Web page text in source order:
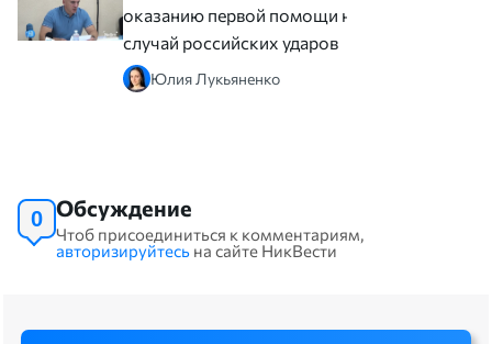
оказанию первой помощи на
случай российских ударов
Юлия Лукьяненко
0 Обсуждение
Чтоб присоединиться к комментариям,
авторизируйтесь на сайте НикВести